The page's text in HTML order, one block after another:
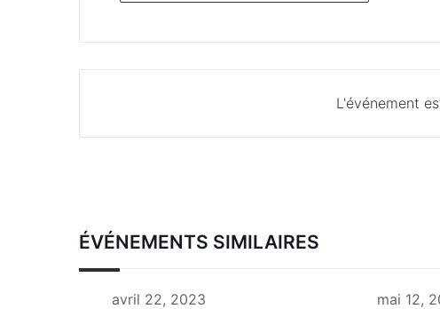
L'événement
ÉVÉNEMENTS SIMILAIRES
avril 22, 2023
mai 12,